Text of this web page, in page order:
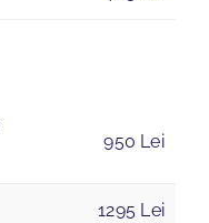
950 Lei
1295 Lei